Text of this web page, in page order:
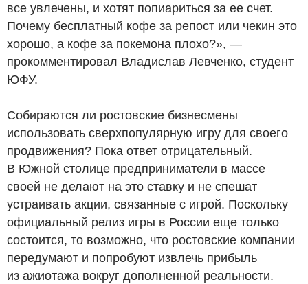
все увлечены, и хотят попиариться за ее счет.
Почему бесплатный кофе за репост или чекин это
хорошо, а кофе за покемона плохо?», —
прокомментировал Владислав Левченко, студент
ЮФУ.
Собираются ли ростовские бизнесмены
использовать сверхпопулярную игру для своего
продвижения? Пока ответ отрицательный.
В Южной столице предприниматели в массе
своей не делают на это ставку и не спешат
устраивать акции, связанные с игрой. Поскольку
официальный релиз игры в России еще только
состоится, то возможно, что ростовские компании
передумают и попробуют извлечь прибыль
из ажиотажа вокруг дополненной реальности.